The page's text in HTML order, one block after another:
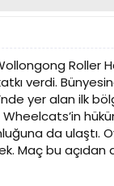
Roller
verdi.
yer alan ilk
da ulaştı.
Maç bu açıdan